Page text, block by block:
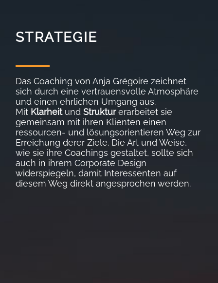
STRATEGIE
Das Coaching von Anja Grégoire zeichnet
sich durch eine vertrauensvolle Atmosphäre
und einen ehrlichen Umgang aus.
Mit Klarheitund Strukturerarbeitet sie
gemeinsam mit ihren Klienten einen
ressourcen- und lösungsorientieren Weg zur
Erreichung derer Ziele. Die Art und Weise,
wie sie ihre Coachings gestaltet, sollte sich
auch in ihrem Corporate Design
widerspiegeln, damit Interessenten auf
diesem Weg direkt angesprochen werden.